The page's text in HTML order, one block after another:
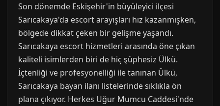
Son dönemde Eskişehir'in büyüleyici ilçesi
Sarıcakaya'da escort arayışları hız kazanmışken,
bölgede dikkat çeken bir gelişme yaşandı.
Sarıcakaya escort hizmetleri arasında öne çıkan
kaliteli isimlerden biri de hiç şüphesiz Ülkü.
İçtenliği ve profesyonelliği ile tanınan Ülkü,
Sarıcakaya bayan ilanı listelerinde sıklıkla ön
plana çıkıyor. Herkes Uğur Mumcu Caddesi'nde